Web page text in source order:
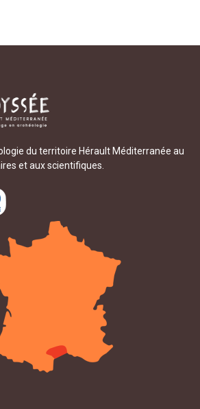
du territoire Hérault Méditerranée au
et aux scientifiques.